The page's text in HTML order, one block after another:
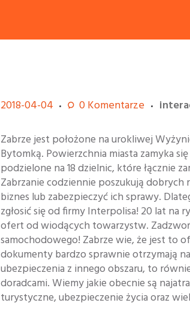
2018-04-04 0Komentarze
Zabrze jest położone na urokliwej
Bytomką. Powierzchnia miasta zamyka
podzielone na 18 dzielnic, które łącznie
Zabrzanie codziennie poszukują
biznes lub zabezpieczyć ich sprawy.
zgłosić się od firmy Interpolisa! 20 lat na
ofert od wiodących towarzystw.
samochodowego! Zabrze wie, że jest to
dokumenty bardzo sprawnie otrzymają
ubezpieczenia z innego obszaru, to
doradcami. Wiemy jakie obecnie są
turystyczne, ubezpieczenie życia oraz